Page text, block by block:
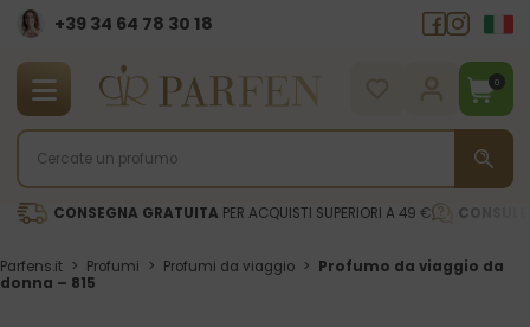
+39 34 64 78 30 18
0
CONSEGNA GRATUITA PER ACQUISTI SUPERIORI A 49 €
Parfens.it > Profumi > Profumi da viaggio > Profumo da viaggio da
donna – 815